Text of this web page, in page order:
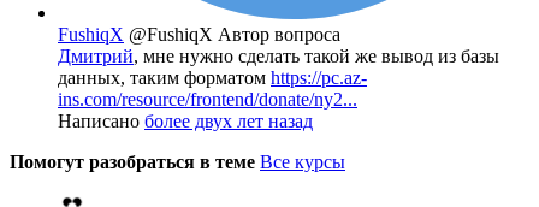
FushiqX @FushiqX Автор вопроса
Дмитрий, мне нужно сделать такой же вывод из базы
данных, таким форматом https://pc.az-
ins.com/resource/frontend/donate/ny2...
Написано более двух лет назад
Помогут разобраться в теме Все курсы